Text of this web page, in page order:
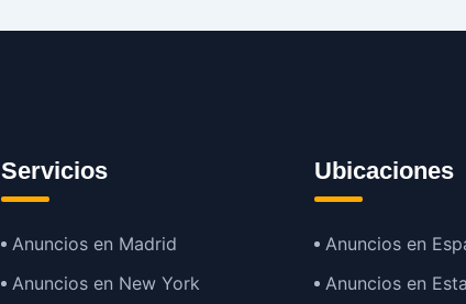
Servicios
Anuncios en Madrid
Anuncios en New York
Ubicaciones
Anuncios en
Anuncios en